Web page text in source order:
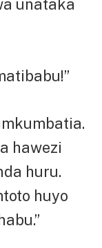
unataka
hawezi
huru.
huyo